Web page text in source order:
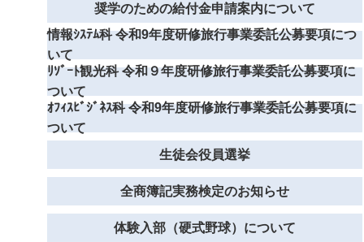
奨学のための給付金申請案内について
情報ｼｽﾃﾑ科 令和9年度研修旅行事業委託公募要項につ
いて
ﾘｿﾞｰﾄ観光科 令和９年度研修旅行事業委託公募要項に
ついて
ｵﾌｨｽﾋﾞｼﾞﾈｽ科 令和9年度研修旅行事業委託公募要項に
ついて
生徒会役員選挙
全商簿記実務検定のお知らせ
体験入部（硬式野球）について